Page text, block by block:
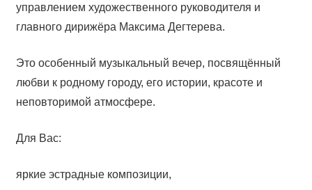
управлением художественного руководителя и
главного дирижёра Максима Дегтерева.
Это особенный музыкальный вечер, посвящённый
любви к родному городу, его истории, красоте и
неповторимой атмосфере.
Для Вас:
яркие эстрадные композиции,